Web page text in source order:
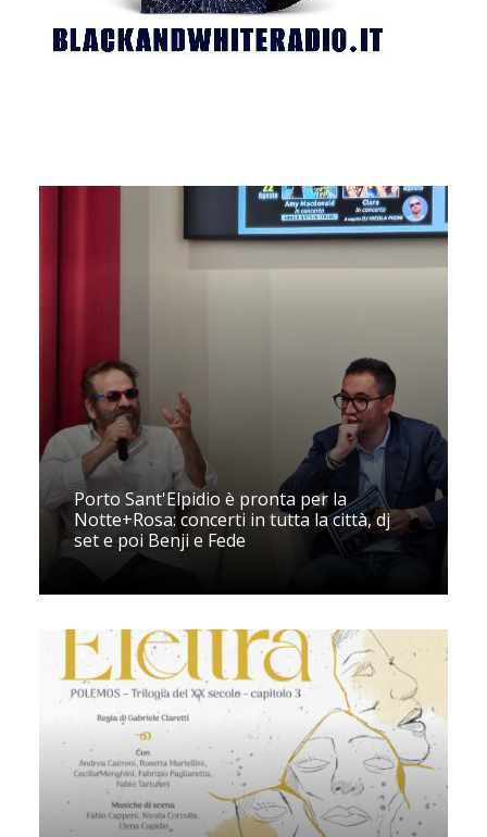
Porto Sant'Elpidio è pronta per la
Notte+Rosa: concerti in tutta la città, dj
set e poi Benji e Fede